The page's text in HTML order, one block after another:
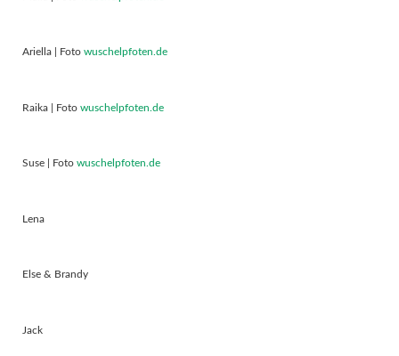
Ariella | Foto wuschelpfoten.de
Raika | Foto wuschelpfoten.de
Suse | Foto wuschelpfoten.de
Lena
Else & Brandy
Jack